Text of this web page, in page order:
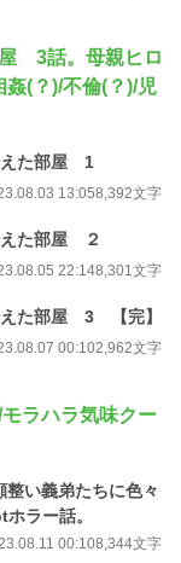
3話。母親ヒロ
(？)/不倫(？)/児
えた部屋 1
13:058,392文字
えた部屋 ２
22:148,301文字
えた部屋 3 【完】
00:102,962文字
ラハラ気味クー
い義弟たちに色々
ラー話。
00:108,344文字